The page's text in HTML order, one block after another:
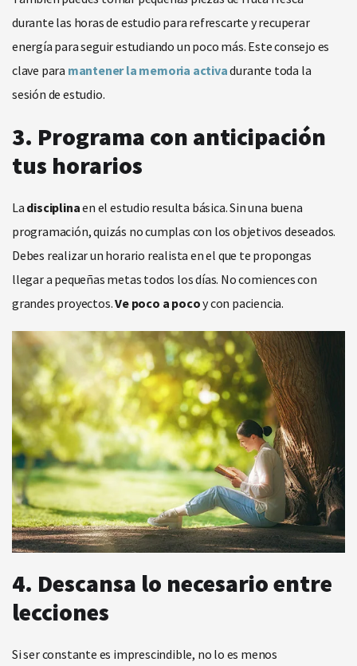
durante las horas de estudio para refrescarte y recuperar
energía para seguir estudiando un poco más. Este consejo es
clave para mantener la memoria activadurante toda la
sesión de estudio.
3. Programa con anticipación
tus horarios
La disciplinaen el estudio resulta básica. Sin una buena
programación, quizás no cumplas con los objetivos deseados.
Debes realizar un horario realista en el que te propongas
llegar a pequeñas metas todos los días. No comiences con
grandes proyectos.Ve poco a pocoy con paciencia.
4. Descansa lo necesario entre
lecciones
Si ser constante es imprescindible, no lo es menos